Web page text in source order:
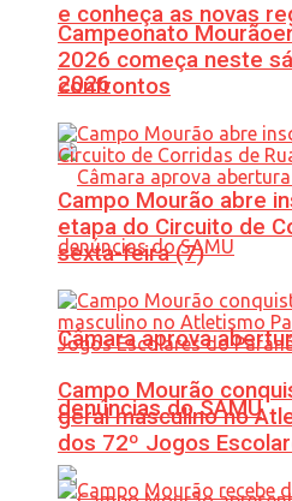
e conheça as novas
2026
Câmara aprova
denúncias do SAMU
Campeonato
2026 começa neste
confrontos
Campo Mourão abre
etapa do Circuito de
sexta-feira (7)
Campo Mourão
geral masculino no
dos 72º Jogos